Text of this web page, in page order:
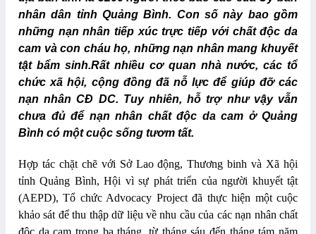
nhân dân tỉnh Quảng Bình. Con số này bao gồm
những nạn nhân tiếp xúc trực tiếp với chất độc da
cam và con cháu họ, những nạn nhân mang khuyết
tật bẩm sinh.Rất nhiều cơ quan nhà nước, các tổ
chức xã hội, cộng đồng đã nỗ lực để giúp đỡ các
nạn nhân CĐ DC. Tuy nhiên, hỗ trợ như vậy vẫn
chưa đủ để nạn nhân chất độc da cam ở Quảng
Bình có một cuộc sống tươm tất.
Hợp tác chặt chẽ với Sở Lao động, Thương binh và Xã hội
tỉnh Quảng Bình, Hội vì sự phát triển của người khuyết tật
(AEPD), Tổ chức Advocacy Project đã thực hiện một cuộc
khảo sát để thu thập dữ liệu về nhu cầu của các nạn nhân chất